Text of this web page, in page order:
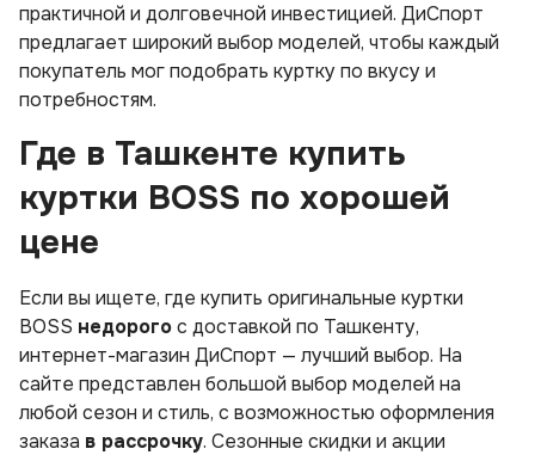
практичной и долговечной инвестицией. ДиСпорт
предлагает широкий выбор моделей, чтобы каждый
покупатель мог подобрать куртку по вкусу и
потребностям.
Где в Ташкенте купить
куртки BOSS по хорошей
цене
Если вы ищете, где купить оригинальные куртки
BOSS недорогос доставкой по Ташкенту,
интернет-магазин ДиСпорт — лучший выбор. На
сайте представлен большой выбор моделей на
любой сезон и стиль, с возможностью оформления
заказа в рассрочку. Сезонные скидки и акции